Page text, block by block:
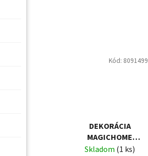
DEKORÁCIA
MAGICHOME
VIANOCE,
Skladom (1 ks)
Kód: 8091499